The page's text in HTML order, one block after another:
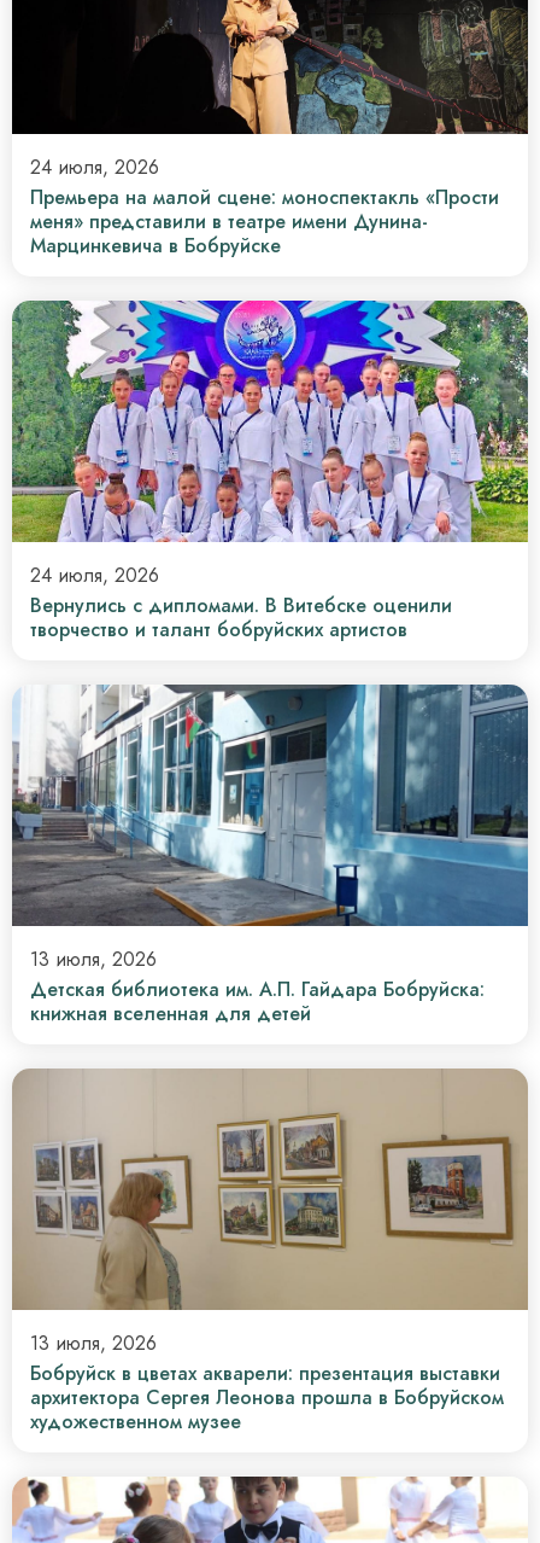
24 июля, 2026
Премьера на малой сцене: моноспектакль «Прости
меня» представили в театре имени Дунина-
Марцинкевича в Бобруйске
24 июля, 2026
Вернулись с дипломами. В Витебске оценили
творчество и талант бобруйских артистов
13 июля, 2026
Детская библиотека им. А.П. Гайдара Бобруйска:
книжная вселенная для детей
13 июля, 2026
Бобруйск в цветах акварели: презентация выставки
архитектора Сергея Леонова прошла в Бобруйском
художественном музее